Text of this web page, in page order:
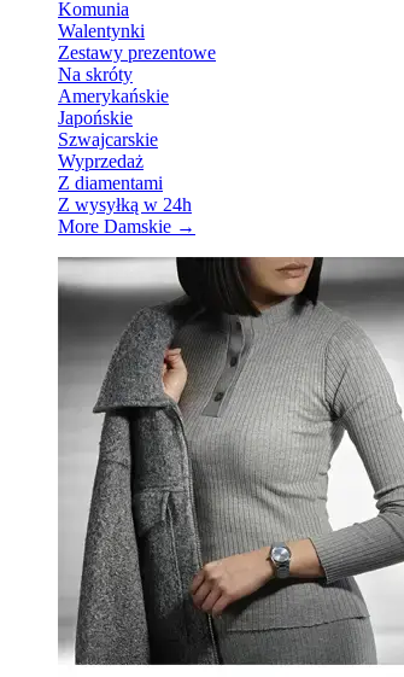
Komunia
Walentynki
Zestawy prezentowe
Na skróty
Amerykańskie
Japońskie
Szwajcarskie
Wyprzedaż
Z diamentami
Z wysyłką w 24h
More Damskie →